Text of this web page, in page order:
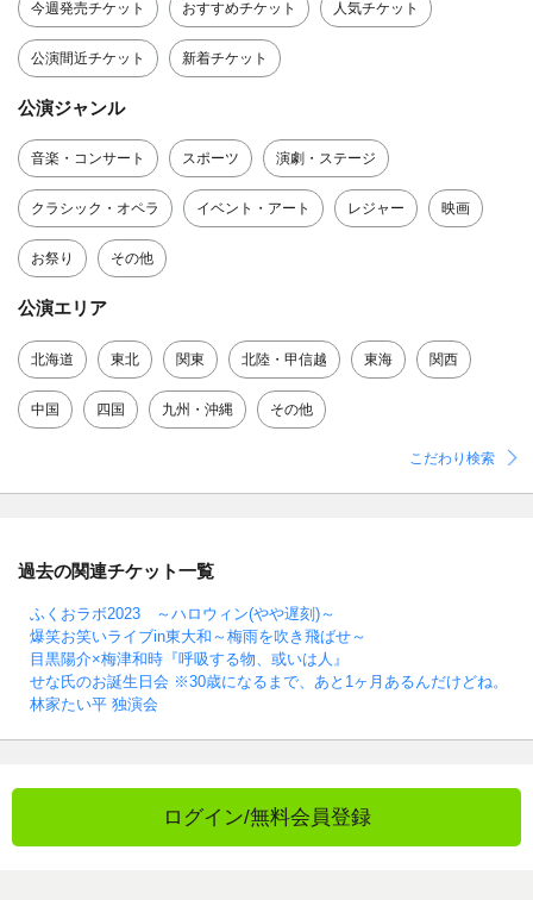
今週発売チケット おすすめチケット 人気チケット
公演間近チケット 新着チケット
公演ジャンル
音楽・コンサート スポーツ 演劇・ステージ
クラシック・オペラ イベント・アート レジャー 映画
お祭り その他
公演エリア
北海道 東北 関東 北陸・甲信越 東海 関西
中国 四国 九州・沖縄 その他
こだわり検索
過去の関連チケット一覧
ふくおラボ2023 ～ハロウィン(やや遅刻)～
爆笑お笑いライブin東大和～梅雨を吹き飛ばせ～
目黒陽介×梅津和時『呼吸する物、或いは人』
せな氏のお誕生日会 ※30歳になるまで、あと1ヶ月あるんだけどね。
林家たい平 独演会
ログイン/無料会員登録